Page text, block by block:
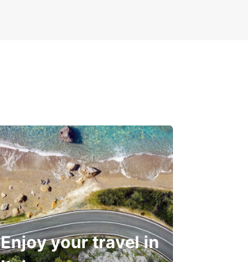
Enjoy your travel in